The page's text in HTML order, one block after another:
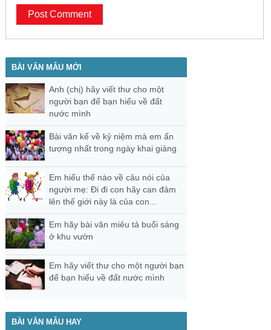
BÀI VĂN MẪU MỚI
Anh (chị) hãy viết thư cho một
người bạn để bạn hiểu về đất
nước mình
Bài văn kể về kỷ niệm mà em ấn
tượng nhất trong ngày khai giảng
Em hiểu thế nào về câu nói của
người mẹ: Đi đi con hãy can đảm
lên thế giới này là của con...
Em hãy bài văn miêu tả buổi sáng
ở khu vườn
Em hãy viết thư cho một người bạn
để bạn hiểu về đất nước mình
BÀI VĂN MẪU HAY